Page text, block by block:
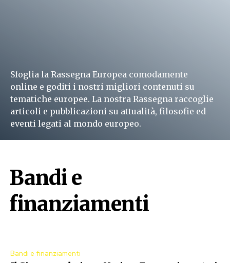
Sfoglia la Rassegna Europea comodamente
online e goditi i nostri migliori contenuti su
tematiche europee. La nostra Rassegna raccoglie
articoli e pubblicazioni su attualità, filosofie ed
eventi legati al mondo europeo.
Bandi e
finanziamenti
Bandi e finanziamenti